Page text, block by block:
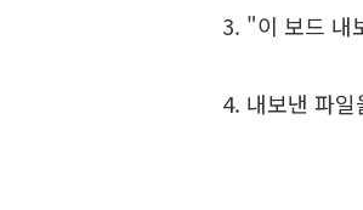
3. "이 보드 내
4. 내보낸 파